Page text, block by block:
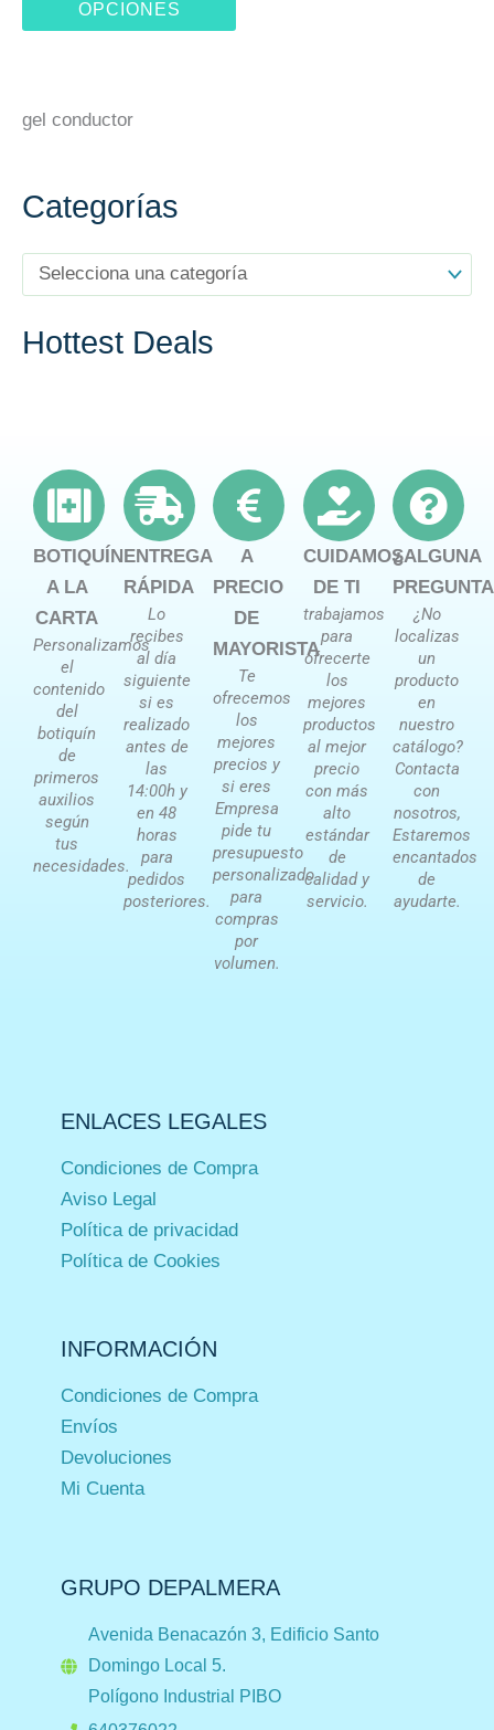
Categorías
Hottest Deals
OPCIONES
de
gel conductor
BOTIQUÍN
A LA
CARTA
Personalizamos
el
contenido
del
botiquín
de
primeros
auxilios
según
tus
necesidades.
ENTREGA
RÁPIDA
Lo
recibes
al día
siguiente
si es
realizado
antes de
las
14:00h y
en 48
horas
para
pedidos
posteriores.
A
PRECIO
DE
MAYORISTA
Te
ofrecemos
los
mejores
precios y
si eres
Empresa
pide tu
presupuesto
personalizado
para
compras
por
volumen.
CUIDAMOS
DE TI
trabajamos
para
ofrecerte
los
mejores
productos
al mejor
precio
con más
alto
estándar
de
calidad y
servicio.
¿ALGUNA
¿No
localizas
un
producto
en
nuestro
catálogo?
Contacta
con
nosotros,
Estaremos
encantados
de
ayudarte.
ENLACES LEGALES
Condiciones de Compra
Aviso Legal
Política de privacidad
Política de Cookies
INFORMACIÓN
Condiciones de Compra
Envíos
Devoluciones
Mi Cuenta
GRUPO DEPALMERA
Avenida Benacazón 3, Edificio Santo
Domingo Local 5.
Polígono Industrial PIBO